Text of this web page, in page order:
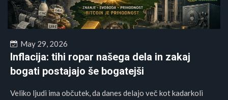
May 29, 2026
Inflacija: tihi ropar našega dela in zakaj
bogati postajajo še bogatejši
Veliko ljudi ima občutek, da danes delajo več kot kadarkoli